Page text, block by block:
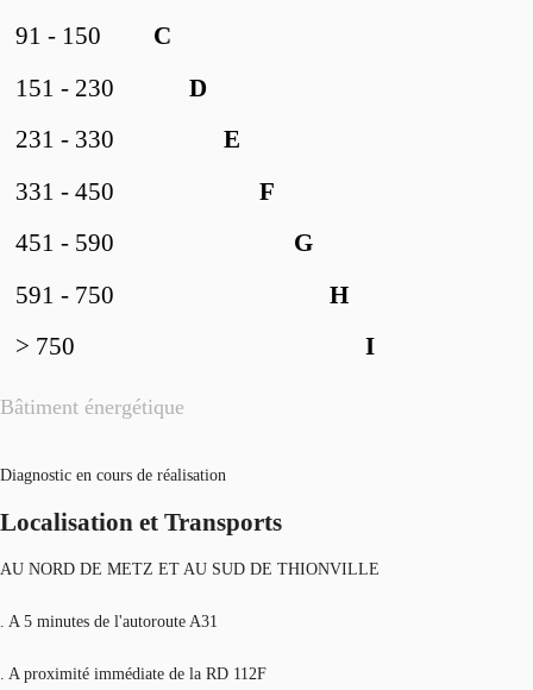
Bâtiment énergétique
C
91 - 150
D
151 - 230
E
231 - 330
F
331 - 450
G
451 - 590
H
591 - 750
I
> 750
Diagnostic en cours de réalisation
Localisation et Transports
AU NORD DE METZ ET AU SUD DE THIONVILLE
. A 5 minutes de l'autoroute A31
. A proximité immédiate de la RD 112F